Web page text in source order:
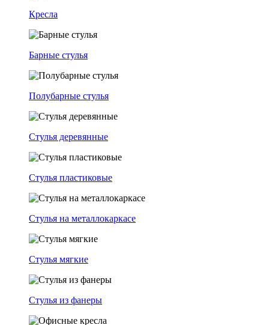
Кресла
Барные стулья
Полубарные стулья
Стулья деревянные
Стулья пластиковые
Стулья на металлокаркасе
Стулья мягкие
Стулья из фанеры